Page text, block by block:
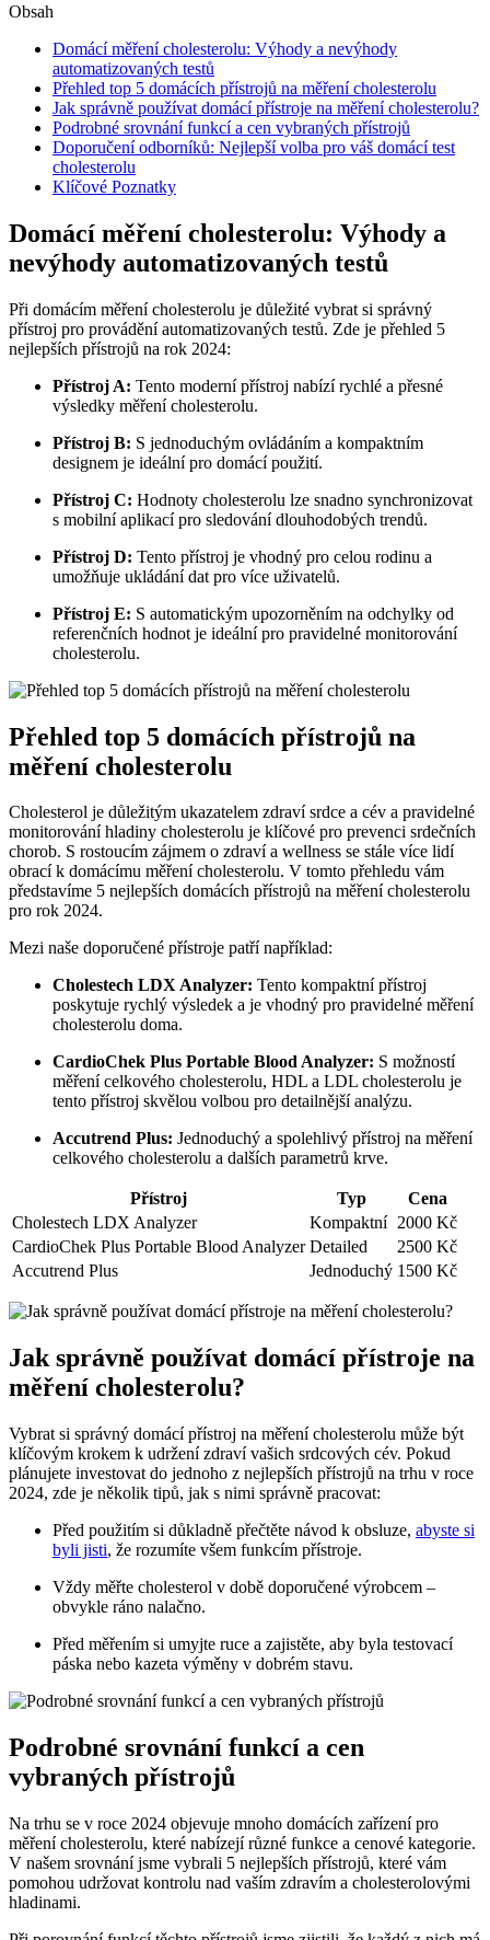
Obsah
Domácí měření cholesterolu: Výhody a nevýhody
automatizovaných testů
Přehled top 5 domácích přístrojů na měření cholesterolu
Jak správně používat domácí přístroje na měření cholesterolu?
Podrobné srovnání funkcí a cen vybraných přístrojů
Doporučení odborníků: Nejlepší volba pro váš domácí test
cholesterolu
Klíčové Poznatky
Domácí měření cholesterolu: Výhody a
nevýhody automatizovaných testů
Při domácím měření cholesterolu je důležité vybrat si správný
přístroj pro provádění automatizovaných testů. Zde je přehled 5
nejlepších přístrojů na rok 2024:
Přístroj A: Tento moderní přístroj nabízí rychlé a přesné
výsledky měření cholesterolu.
Přístroj B: S jednoduchým ovládáním a kompaktním
designem je ideální pro domácí použití.
Přístroj C: Hodnoty cholesterolu lze snadno synchronizovat
s mobilní aplikací pro sledování dlouhodobých trendů.
Přístroj D: Tento přístroj je vhodný pro celou rodinu a
umožňuje ukládání dat pro více uživatelů.
Přístroj E: S automatickým upozorněním na odchylky od
referenčních hodnot je ideální pro pravidelné monitorování
cholesterolu.
Přehled top 5 domácích přístrojů na
měření cholesterolu
Cholesterol je důležitým ukazatelem zdraví srdce a cév a pravidelné
monitorování hladiny cholesterolu je klíčové pro prevenci srdečních
chorob. S rostoucím zájmem o zdraví a wellness se stále více lidí
obrací k domácímu měření cholesterolu. V tomto přehledu vám
představíme 5 nejlepších domácích přístrojů na měření cholesterolu
pro rok 2024.
Mezi naše doporučené přístroje patří například:
Cholestech LDX Analyzer: Tento kompaktní přístroj
poskytuje rychlý výsledek a je vhodný pro pravidelné měření
cholesterolu doma.
CardioChek Plus Portable Blood Analyzer: S možností
měření celkového cholesterolu, HDL a LDL cholesterolu je
tento přístroj skvělou volbou pro detailnější analýzu.
Accutrend Plus: Jednoduchý a spolehlivý přístroj na měření
celkového cholesterolu a dalších parametrů krve.
Přístroj Typ
Cena
Cholestech LDX Analyzer
Kompaktní 2000 Kč
CardioChek Plus Portable Blood Analyzer Detailed
2500 Kč
Accutrend Plus
Jednoduchý 1500 Kč
Jak správně používat domácí přístroje na
měření cholesterolu?
Vybrat si správný domácí přístroj na měření cholesterolu může být
klíčovým krokem k udržení zdraví vašich srdcových cév. Pokud
plánujete investovat do jednoho z nejlepších přístrojů na trhu v roce
2024, zde je několik tipů, jak s nimi správně pracovat:
Před použitím si důkladně přečtěte návod k obsluze, abyste si
byli jisti, že rozumíte všem funkcím přístroje.
Vždy měřte cholesterol v době doporučené výrobcem –
obvykle ráno nalačno.
Před měřením si umyjte ruce a zajistěte, aby byla testovací
páska nebo kazeta výměny v dobrém stavu.
Podrobné srovnání funkcí a cen
vybraných přístrojů
Na trhu se v roce 2024 objevuje mnoho domácích zařízení pro
měření cholesterolu, které nabízejí různé funkce a cenové kategorie.
V našem srovnání jsme vybrali 5 nejlepších přístrojů, které vám
pomohou udržovat kontrolu nad vaším zdravím a cholesterolovými
hladinami.